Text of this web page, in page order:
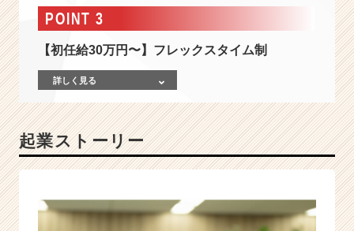
戦！
医
×
業
を
変
POINT 3
【初任給30万円〜】フレックスタイム制
詳しく見る
起業ストーリー